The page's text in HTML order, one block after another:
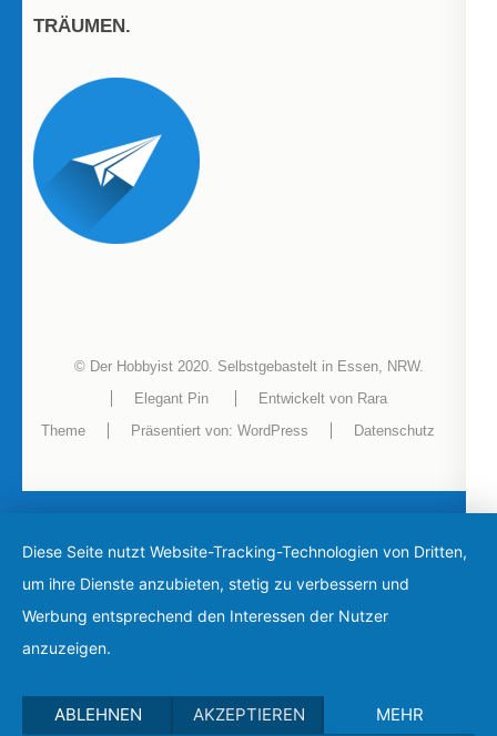
TRÄUMEN.
© Der Hobbyist 2020. Selbstgebastelt in Essen, NRW.
Elegant Pin
Entwickelt von Rara
Theme
Präsentiert von: WordPress Datenschutz
Diese Seite nutzt Website-Tracking-Technologien von Dritten,
um ihre Dienste anzubieten, stetig zu verbessern und
Werbung entsprechend den Interessen der Nutzer
anzuzeigen.
ABLEHNEN AKZEPTIEREN MEHR